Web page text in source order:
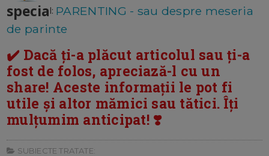
special: PARENTING - sau despre meseria
de parinte
✔️ Dacă ți-a plăcut articolul sau ți-a
fost de folos, apreciază-l cu un
share! Aceste informații le pot fi
utile și altor mămici sau tătici. Îți
mulțumim anticipat! ❣️
SUBIECTE TRATATE: